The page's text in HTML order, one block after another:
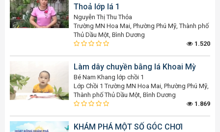
Thoả lớp lá 1
Nguyễn Thị Thu Thỏa
Trường MN Hoa Mai, Phường Phú Mỹ, Thành phố
Thủ Dầu Một, Bình Dương
1.520
Làm dây chuyền bằng lá Khoai Mỳ
Bé Nam Khang lớp chồi 1
Lớp Chồi 1 Trường MN Hoa Mai, Phường Phú Mỹ,
Thành phố Thủ Dầu Một, Bình Dương
1.869
KHÁM PHÁ MỘT SỐ GÓC CHƠI